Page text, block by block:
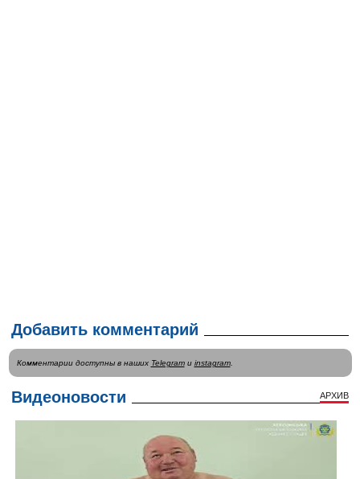
Добавить комментарий
Комментарии доступны в наших Telegramи instagram.
Видеоновости АРХИВ